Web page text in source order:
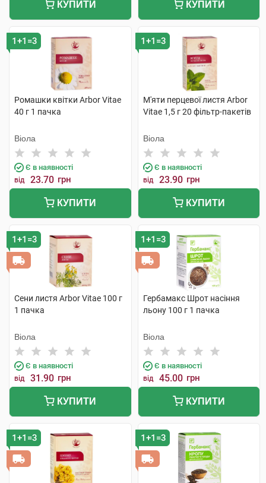
КУПИТИ КУПИТИ
1+1=3
Ромашки квітки Arbor Vitae
40 г 1 пачка
Віола
Є в наявності
від 23.70 грн
КУПИТИ
1+1=3
М'яти перцевої листя Arbor
Vitae 1,5 г 20 фільтр-пакетів
Віола
Є в наявності
від 23.90 грн
КУПИТИ
1+1=3
Сени листя Arbor Vitae 100 г
1 пачка
Віола
Є в наявності
від 31.90 грн
КУПИТИ
1+1=3
Гербамакс Шрот насіння
льону 100 г 1 пачка
Віола
Є в наявності
від 45.00 грн
КУПИТИ
1+1=3 1+1=3